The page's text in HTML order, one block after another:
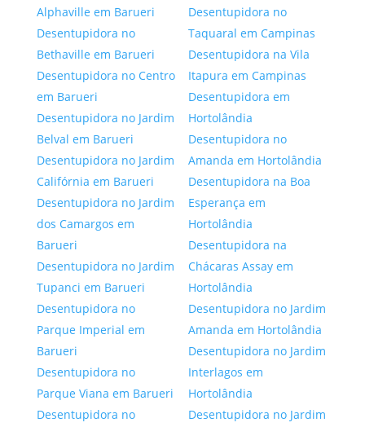
Alphaville em Barueri
Desentupidora no
Bethaville em Barueri
Desentupidora no Centro
em Barueri
Desentupidora no Jardim
Belval em Barueri
Desentupidora no Jardim
Califórnia em Barueri
Desentupidora no Jardim
dos Camargos em
Barueri
Desentupidora no Jardim
Tupanci em Barueri
Desentupidora no
Parque Imperial em
Barueri
Desentupidora no
Parque Viana em Barueri
Desentupidora no
Desentupidora no
Taquaral em Campinas
Desentupidora na Vila
Itapura em Campinas
Desentupidora em
Hortolândia
Desentupidora no
Amanda em Hortolândia
Desentupidora na Boa
Esperança em
Hortolândia
Desentupidora na
Chácaras Assay em
Hortolândia
Desentupidora no Jardim
Amanda em Hortolândia
Desentupidora no Jardim
Interlagos em
Hortolândia
Desentupidora no Jardim